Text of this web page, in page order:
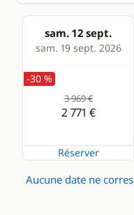
sam. 12 sept.
sam. 19 sept. 2026
-30 %
3 969 €
2 771 €
Réserver
Aucune date ne